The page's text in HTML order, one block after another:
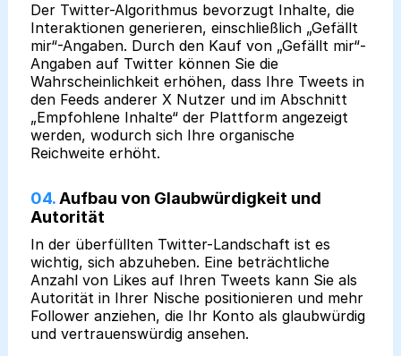
Der Twitter-Algorithmus bevorzugt Inhalte, die
Interaktionen generieren, einschließlich „Gefällt
mir“-Angaben. Durch den Kauf von „Gefällt mir“-
Angaben auf Twitter können Sie die
Wahrscheinlichkeit erhöhen, dass Ihre Tweets in
den Feeds anderer X Nutzer und im Abschnitt
„Empfohlene Inhalte“ der Plattform angezeigt
werden, wodurch sich Ihre organische
Reichweite erhöht.
04.Aufbau von Glaubwürdigkeit und
Autorität
In der überfüllten Twitter-Landschaft ist es
wichtig, sich abzuheben. Eine beträchtliche
Anzahl von Likes auf Ihren Tweets kann Sie als
Autorität in Ihrer Nische positionieren und mehr
Follower anziehen, die Ihr Konto als glaubwürdig
und vertrauenswürdig ansehen.